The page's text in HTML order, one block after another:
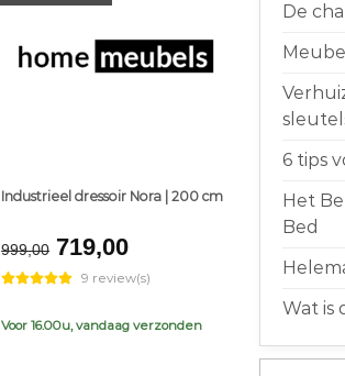
Industrieel dressoir Nora | 200 cm
999,00 Original
price
was:
€999,00.
719,00Current
price
is:
€719,00.
9 review(s)
Voor 16.00u, vandaag verzonden
De
6 tips
Het
Bed
Wat is